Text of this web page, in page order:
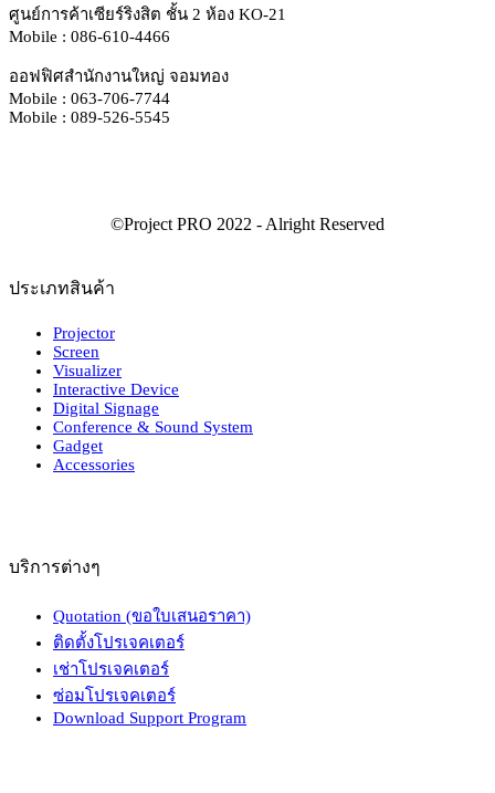
ศูนย์การค้าเซียร์ริงสิต ชั้น 2 ห้อง KO-21
Mobile : 086-610-4466
ออฟฟิศสำนักงานใหญ่ จอมทอง
Mobile : 063-706-7744
Mobile : 089-526-5545
ประเภทสินค้า
Projector
Screen
Visualizer
Interactive Device
Digital Signage
Conference & Sound System
Gadget
Accessories
บริการต่างๆ
Quotation (ขอใบเสนอราคา)
ติดตั้งโปรเจคเตอร์
เช่าโปรเจคเตอร์
ซ่อมโปรเจคเตอร์
Download Support Program